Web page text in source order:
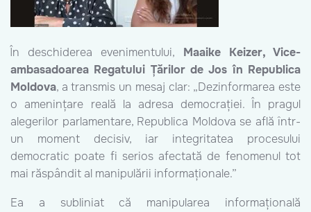
În deschiderea evenimentului, Maaike Keizer, Vice-
ambasadoarea Regatului Țărilor de Jos în Republica
Moldova, a transmis un mesaj clar: „Dezinformarea este
o amenințare reală la adresa democrației. În pragul
alegerilor parlamentare, Republica Moldova se află într-
un moment decisiv, iar integritatea procesului
democratic poate fi serios afectată de fenomenul tot
mai răspândit al manipulării informaționale.”
Ea a subliniat că manipularea informațională